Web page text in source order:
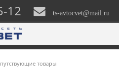
12 ts-avtocvet@mail.ru
товары